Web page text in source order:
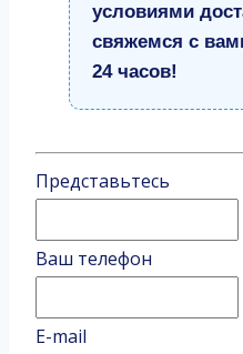
условиями
свяжемся с
24 часов!
Представьтесь
Ваш телефон
E-mail